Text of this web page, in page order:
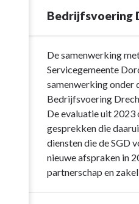
Bedrijfsvoering
algemeen
Bedrijfsvoering
Terug
navigatie
Paragraaf
Bedrijfsvoering
Bedrijfsvoering
Drechsteden
De samenwerking
Servicegemeente
samenwerking onder
Bedrijfsvoering
De evaluatie uit 2023
gesprekken die
diensten die de SGD
nieuwe afspraken in
partnerschap en